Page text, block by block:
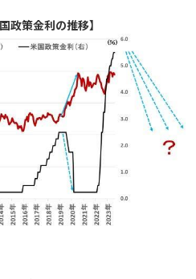
政策金利の推移】